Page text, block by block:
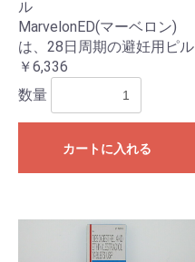
ル
MarvelonED(マーベロン)
は、28日周期の避妊用ピル
￥6,336
数量
カートに入れる
お買い物を続ける